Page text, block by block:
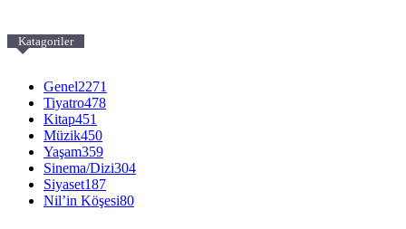
Katagoriler
Genel2271
Tiyatro478
Kitap451
Müzik450
Yaşam359
Sinema/Dizi304
Siyaset187
Nil’in Köşesi80